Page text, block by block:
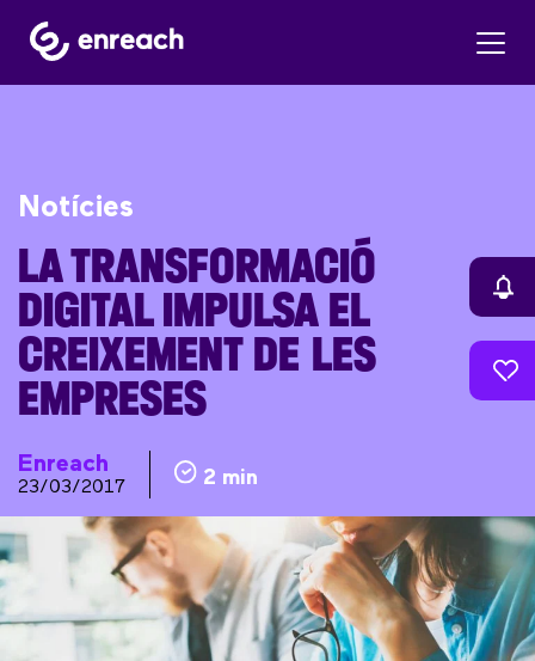
Notícies
LA TRANSFORMACIÓ
DIGITAL IMPULSA EL
CREIXEMENT DE LES
EMPRESES
Enreach
23/03/2017 2 min